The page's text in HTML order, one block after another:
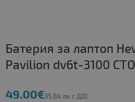
Батерия за лаптоп
Pavilion dv6t-3100
49.00€95.84 лв. с ДДС